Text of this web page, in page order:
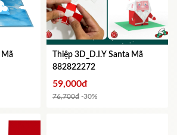
Mã
Thiệp 3D_D.I.Y Santa Mã
882822272
59,000đ
76,700đ -30%